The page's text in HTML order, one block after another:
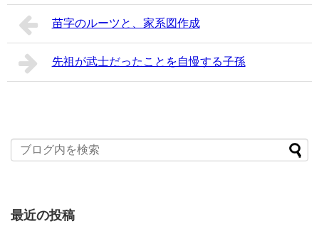
苗字のルーツと、家系図作成
先祖が武士だったことを自慢する子孫
最近の投稿